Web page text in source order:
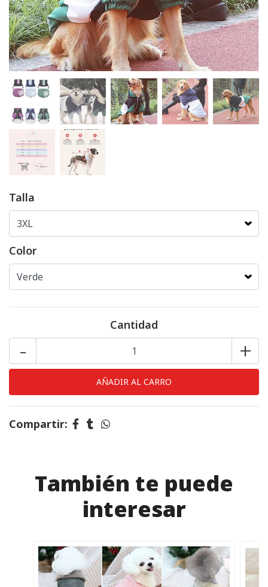
Talla
Color
Cantidad
+
-
Compartir:
También te puede
interesar